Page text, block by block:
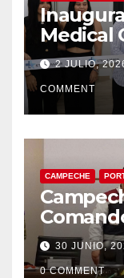
Medical
en2 JULIO,
COMMENT
CAMPECHE
de
riesgos
30 JUNIO,
0 COMMENT